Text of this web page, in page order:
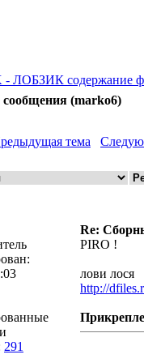
- ЛОБЗИК содержание
сообщения (marko6)
тема
Re:
291
PIRO !
лови лося
http://